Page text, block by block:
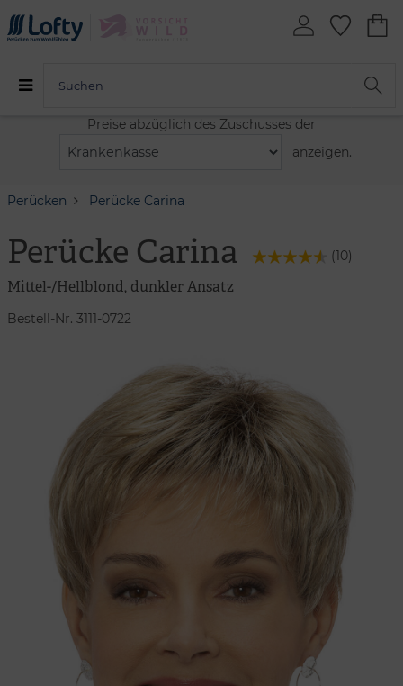
Preise abzüglich des Zuschusses der
anzeigen.
Perücken Perücke Carina
Perücke Carina (10)
Mittel-/Hellblond, dunkler Ansatz
Bestell-Nr. 3111-0722